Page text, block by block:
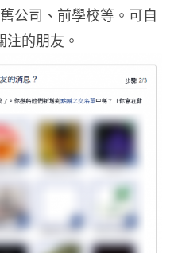
公司、前學校等。可自
注的朋友。